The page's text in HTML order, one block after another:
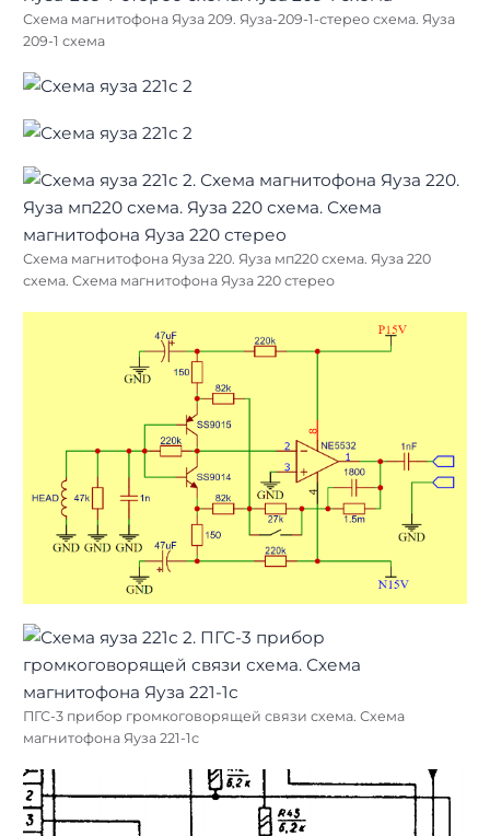
Схема магнитофона Яуза 209. Яуза-209-1-стерео схема. Яуза
209-1 схема
Схема магнитофона Яуза 220. Яуза мп220 схема. Яуза 220
схема. Схема магнитофона Яуза 220 стерео
ПГС-3 прибор громкоговорящей связи схема. Схема
магнитофона Яуза 221-1с